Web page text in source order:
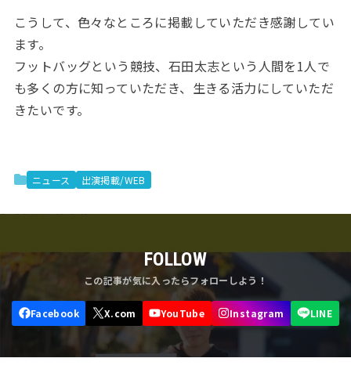
こうして、色々なところに掲載していただき感謝してい
ます。
フットバッグという競技、石田太志という人間を1人で
も多くの方に知っていただき、生きる活力にしていただ
きたいです。
ニュース 出演掲載/WEB
FOLLOW